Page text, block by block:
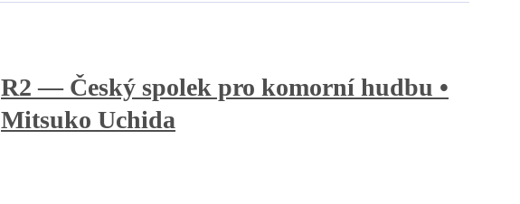
R2 — Český spolek pro komorní hudbu •
Mitsuko Uchida